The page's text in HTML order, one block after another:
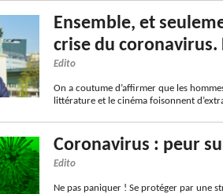
Ensemble, et
crise du coronavirus.
Edito
On a coutume d’affirmer que les
littérature et le cinéma foisonnent
Coronavirus : peur
Edito
Ne pas paniquer ! Se protéger par une